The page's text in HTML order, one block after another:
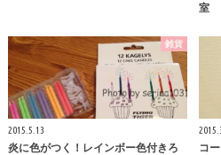
室
雑貨
2015.5.13
炎に色がつく！レインボー色付きろ
コ